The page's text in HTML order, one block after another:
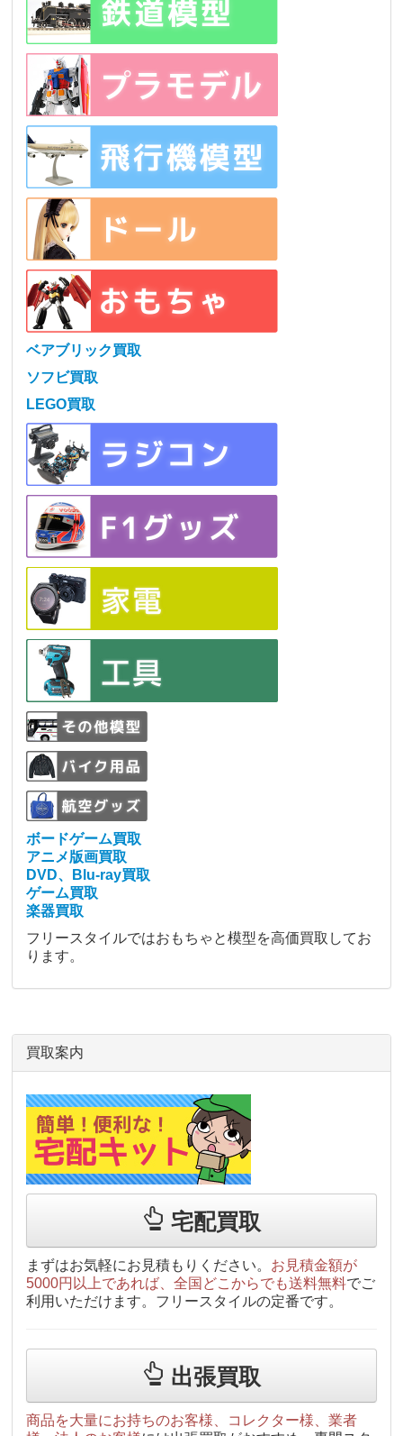
ベアブリック買取
ソフビ買取
LEGO買取
ボードゲーム買取
アニメ版画買取
DVD、Blu-ray買取
ゲーム買取
楽器買取
フリースタイルではおもちゃと模型を高価買取してお
ります。
買取案内
宅配買取
まずはお気軽にお見積もりください。 お見積金額が
5000円以上であれば、全国どこからでも送料無料でご
利用いただけます。フリースタイルの定番です。
出張買取
商品を大量にお持ちのお客様、コレクター様、業者